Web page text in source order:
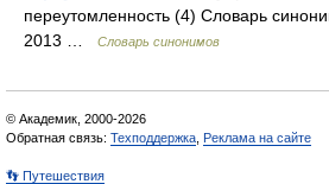
переутомленность (4) Словарь
2013 …
Словарь синонимов
© Академик, 2000-2026
Обратная связь: Техподдержка Реклама на сайте
👣 Путешествия